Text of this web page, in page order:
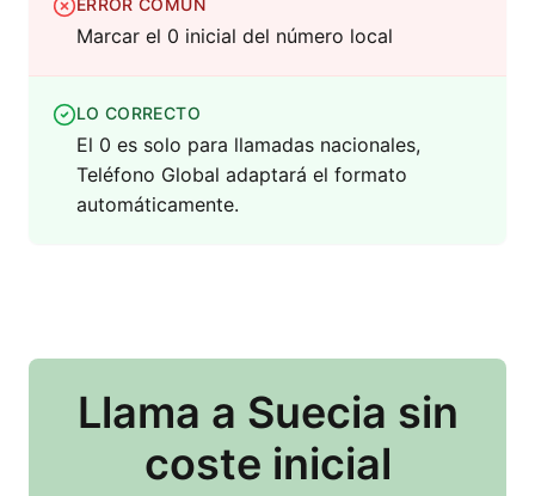
ERROR COMÚN
Marcar el 0 inicial del número local
LO CORRECTO
El 0 es solo para llamadas nacionales,
Teléfono Global adaptará el formato
automáticamente.
Llama a Suecia sin
coste inicial